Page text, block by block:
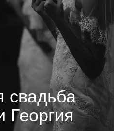
свадьба
Георгия